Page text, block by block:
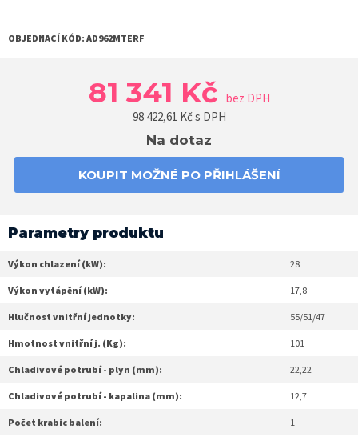
OBJEDNACÍ KÓD: AD962MTERF
81 341 Kč bez DPH
98 422,61 Kč s DPH
Na dotaz
KOUPIT MOŽNÉ PO PŘIHLÁŠENÍ
Parametry produktu
Výkon chlazení (kW): 28
Výkon vytápění (kW): 17,8
Hlučnost vnitřní jednotky: 55/51/47
Hmotnost vnitřní j. (Kg): 101
Chladivové potrubí - plyn (mm): 22,22
Chladivové potrubí - kapalina (mm): 12,7
Počet krabic balení: 1